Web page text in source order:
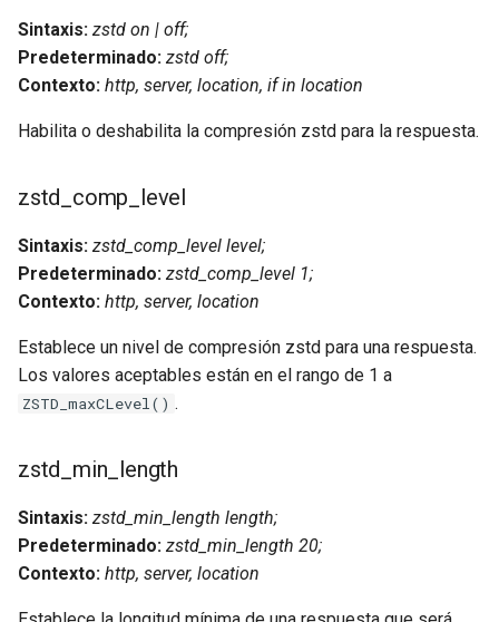
libr3
locations
logger-socket
mail
Sintaxis: zstd on | off;
Predeterminado: zstd off;
Contexto: http, server, location, if in location
Habilita o deshabilita la compresión zstd para la respuesta.
zstd_comp_level
Sintaxis: zstd_comp_level level;
Predeterminado: zstd_comp_level 1;
Contexto: http, server, location
Establece un nivel de compresión zstd para una respuesta.
Los valores aceptables están en el rango de 1 a
ZSTD_maxCLevel() .
zstd_min_length
Sintaxis: zstd_min_length length;
Predeterminado: zstd_min_length 20;
Contexto: http, server, location